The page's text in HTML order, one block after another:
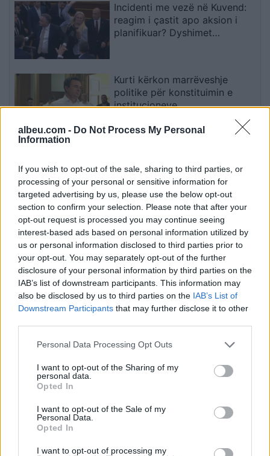
albeu.com - Do Not Process My Personal
Information
If you wish to opt-out of the sale, sharing to third parties, or
processing of your personal or sensitive information for
targeted advertising by us, please use the below opt-out
section to confirm your selection. Please note that after your
opt-out request is processed you may continue seeing
interest-based ads based on personal information utilized by
us or personal information disclosed to third parties prior to
your opt-out. You may separately opt-out of the further
disclosure of your personal information by third parties on the
IAB’s list of downstream participants. This information may
also be disclosed by us to third parties on the IAB’s List of
Downstream Participants that may further disclose it to other
Personal Data Processing Opt Outs
I want to opt-out of the Sharing of my
personal data.
Opted In
I want to opt-out of the Sale of my
Personal Data.
Opted In
I want to opt-out of processing my
Incidenti me vezë në Kuvend:
reagim i çastit apo aksion i
planifikuar? Dyshimet
Kurti kërkon marrëveshje
politike për konstituimin e
institucioneve
kalimit te PSG
Esim for Global Esim for Europe